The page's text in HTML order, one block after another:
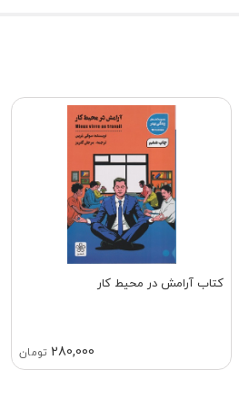
کتاب آرامش در محیط کار
280,000 تومان